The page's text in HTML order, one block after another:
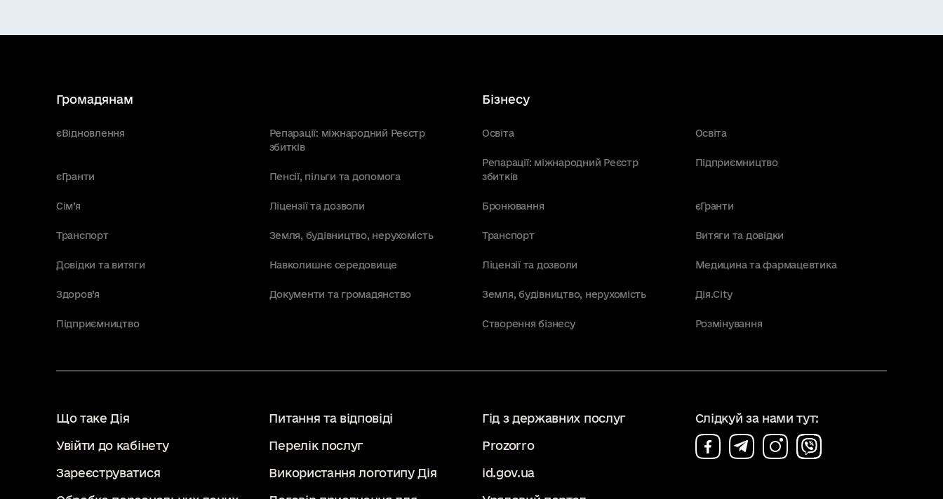
Громадянам
єВідновлення
Репарації: міжнародний Реєстр
збитків
єГранти Пенсії, пільги та допомога
Сім’я Ліцензії та дозволи
Транспорт Земля, будівництво, нерухомість
Довідки та витяги Навколишнє середовище
Здоров’я Документи та громадянство
Підприємництво
Бізнесу
Освіта Освіта
Репарації: міжнародний Реєстр
збитків
Підприємництво
Бронювання єГранти
Транспорт Витяги та довідки
Ліцензії та дозволи Медицина та фармацевтика
Земля, будівництво, нерухомість Дія.City
Створення бізнесу Розмінування
Що таке Дія Питання та відповіді Гід з державних послуг
Увійти до кабінету Перелік послуг Prozorro
Зареєструватися Використання логотипу Дія id.gov.ua
Слідкуй за нами тут: